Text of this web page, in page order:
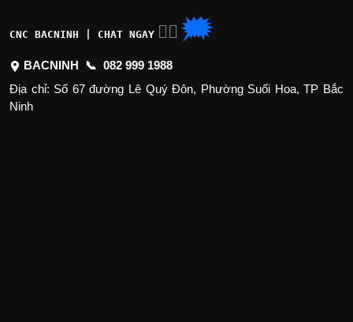
CNC BACNINH | CHAT NGAY 👉🏽 🗯
BACNINH 📞 082 999 1988
Địa chỉ: Số 67 đường Lê Quý Đôn, Phường Suối Hoa, TP Bắc
Ninh